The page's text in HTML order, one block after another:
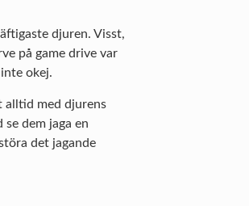
djuren. Visst,
på game drive var
okej.
alltid med djurens
dem jaga en
det jagande